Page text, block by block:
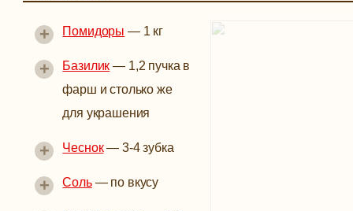
Помидоры — 1 кг
+
Базилик — 1,2 пучка в
фарш и столько же
для украшения
+
Чеснок— 3-4 зубка
+
Соль— по вкусу
+